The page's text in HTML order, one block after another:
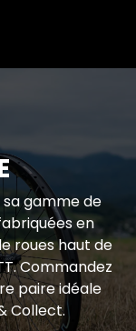
sa gamme de
en
roues haut de
Commandez
paire idéale
Collect.